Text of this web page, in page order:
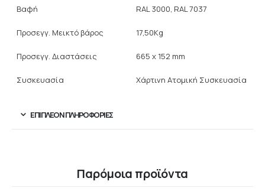
Βαφή RAL 3000, RAL 7037
Προσεγγ. Μεικτό βάρος 17,50Kg
Προσεγγ. Διαστάσεις 665 x 152 mm
Συσκευασία Χάρτινη Ατομική Συσκευασία
ΕΠΙΠΛΈΟΝ ΠΛΗΡΟΦΟΡΊΕΣ
Παρόμοια προϊόντα